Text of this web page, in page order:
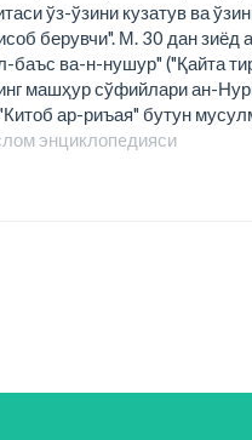
ўз-ўзини кузатув ва
берувчи". М. 30 дан
баъс ва-н-нушур" ("Қайта
машҳур сўфийлари ан-
ар-риъая" бутун
энциклопeдияси